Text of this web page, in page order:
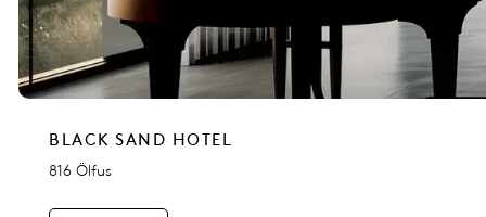
BLACK SAND HOTEL
816 Ölfus